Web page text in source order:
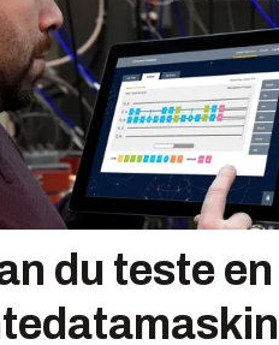
du teste en